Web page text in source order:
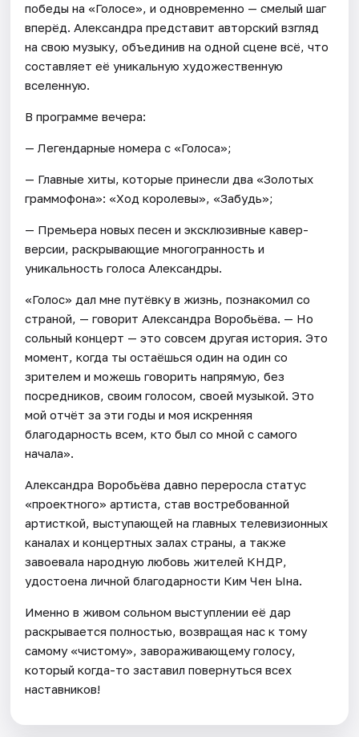
победы на «Голосе», и одновременно — смелый шаг
вперёд. Александра представит авторский взгляд
на свою музыку, объединив на одной сцене всё, что
составляет её уникальную художественную
вселенную.
В программе вечера:
— Легендарные номера с «Голоса»;
— Главные хиты, которые принесли два «Золотых
граммофона»: «Ход королевы», «Забудь»;
— Премьера новых песен и эксклюзивные кавер-
версии, раскрывающие многогранность и
уникальность голоса Александры.
«Голос» дал мне путёвку в жизнь, познакомил со
страной, — говорит Александра Воробьёва. — Но
сольный концерт — это совсем другая история. Это
момент, когда ты остаёшься один на один со
зрителем и можешь говорить напрямую, без
посредников, своим голосом, своей музыкой. Это
мой отчёт за эти годы и моя искренняя
благодарность всем, кто был со мной с самого
начала».
Александра Воробьёва давно переросла статус
«проектного» артиста, став востребованной
артисткой, выступающей на главных телевизионных
каналах и концертных залах страны, а также
завоевала народную любовь жителей КНДР,
удостоена личной благодарности Ким Чен Ына.
Именно в живом сольном выступлении её дар
раскрывается полностью, возвращая нас к тому
самому «чистому», завораживающему голосу,
который когда-то заставил повернуться всех
наставников!